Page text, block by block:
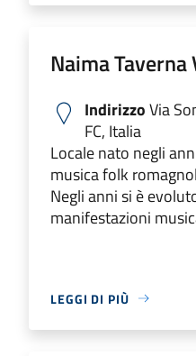
Naima Taverna
IndirizzoVia
FC, Italia
Locale nato negli
musica folk
Negli anni si è
manifestazioni
LEGGI DI PIÙ